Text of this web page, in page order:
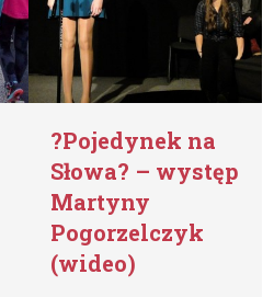
?Pojedynek na
Słowa? – występ
Martyny
Pogorzelczyk
(wideo)